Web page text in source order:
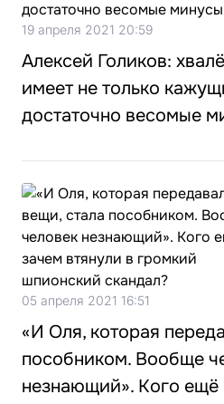
19 апреля 2021 20:59
Алексей Голиков:
имеет не только
достаточно весомые
05 апреля 2021 16:51
«И Оля, которая
пособником. Вообще
незнающий». Кого ещё